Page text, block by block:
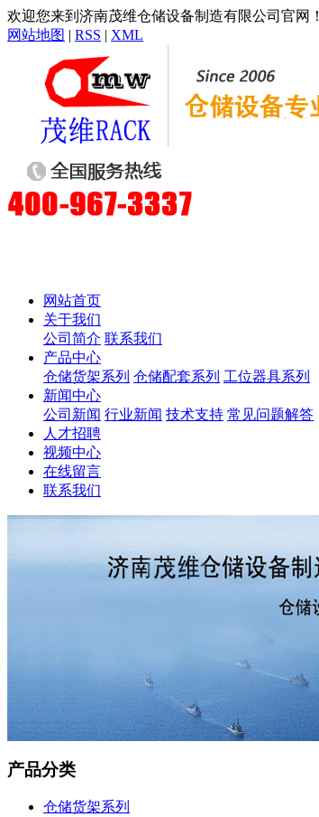
欢迎您来到济南茂维仓储设备制造有限公司官网！
网站地图 | RSS | XML
网站首页
关于我们
公司简介 联系我们
产品中心
仓储货架系列 仓储配套系列 工位器具系列
新闻中心
公司新闻 行业新闻 技术支持 常见问题解答
人才招聘
视频中心
在线留言
联系我们
产品分类
仓储货架系列